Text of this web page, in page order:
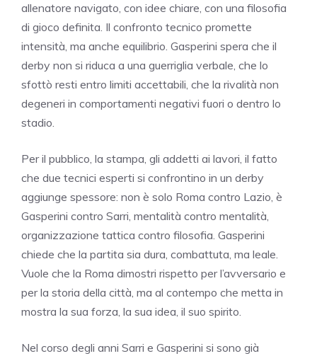
allenatore navigato, con idee chiare, con una filosofia
di gioco definita. Il confronto tecnico promette
intensità, ma anche equilibrio. Gasperini spera che il
derby non si riduca a una guerriglia verbale, che lo
sfottò resti entro limiti accettabili, che la rivalità non
degeneri in comportamenti negativi fuori o dentro lo
stadio.
Per il pubblico, la stampa, gli addetti ai lavori, il fatto
che due tecnici esperti si confrontino in un derby
aggiunge spessore: non è solo Roma contro Lazio, è
Gasperini contro Sarri, mentalità contro mentalità,
organizzazione tattica contro filosofia. Gasperini
chiede che la partita sia dura, combattuta, ma leale.
Vuole che la Roma dimostri rispetto per l’avversario e
per la storia della città, ma al contempo che metta in
mostra la sua forza, la sua idea, il suo spirito.
Nel corso degli anni Sarri e Gasperini si sono già